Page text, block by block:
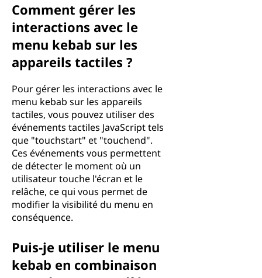
Comment gérer les
interactions avec le
menu kebab sur les
appareils tactiles ?
Pour gérer les interactions avec le
menu kebab sur les appareils
tactiles, vous pouvez utiliser des
événements tactiles JavaScript tels
que "touchstart" et "touchend".
Ces événements vous permettent
de détecter le moment où un
utilisateur touche l'écran et le
relâche, ce qui vous permet de
modifier la visibilité du menu en
conséquence.
Puis-je utiliser le menu
kebab en combinaison